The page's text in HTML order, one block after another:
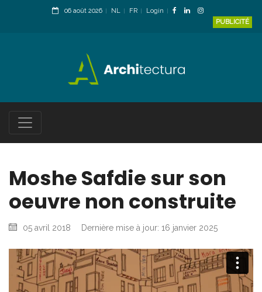
06 août 2026 NL FR
Login
PUBLICITÉ
Moshe Safdie sur son
oeuvre non construite
05 avril 2018 Dernière mise à jour: 16 janvier 2025